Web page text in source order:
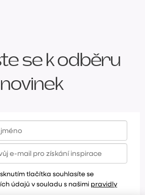
se k odběru
novinek
tlačítka souhlasíte se
údajů v souladu s našimi pravidly